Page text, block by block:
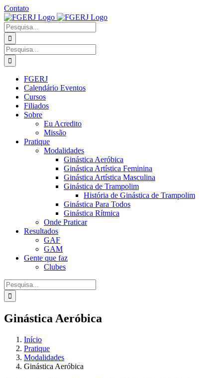
Ir
para
o
conteúdo
Contato
Facebook
Instagram
YouTube
Facebook
Grupo
Procurar
por:
Procurar
por:
FGERJ
Calendário Eventos
Cursos
Filiados
Sobre
Eu Acredito
Missão
Pratique
Modalidades
Ginástica Aeróbica
Ginástica Artística Feminina
Ginástica Artística Masculina
Ginástica de Trampolim
História de Ginástica de Trampolim
Ginástica Para Todos
Ginástica Rítmica
Onde Praticar
Resultados
GAF
GAM
Gente que faz
Clubes
Procurar
por:
Ginástica Aeróbica
Início
Pratique
Modalidades
Ginástica Aeróbica